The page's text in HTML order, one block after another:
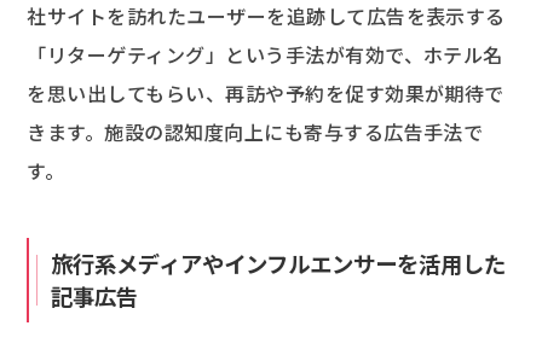
社サイトを訪れたユーザーを追跡して広告を表示する
「リターゲティング」という手法が有効で、ホテル名
を思い出してもらい、再訪や予約を促す効果が期待で
きます。施設の認知度向上にも寄与する広告手法で
す。
旅行系メディアやインフルエンサーを活用した
記事広告